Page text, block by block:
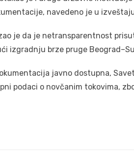
navedeno je u
je da je netransparentnost
izgradnju brze pruge
javno dostupna,
podaci o novčanim tokovima,